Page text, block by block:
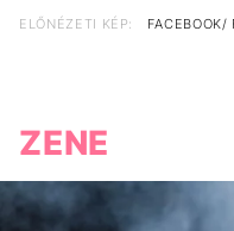
ELŐNÉZETI KÉP:
FACEBOOK/
ZENE